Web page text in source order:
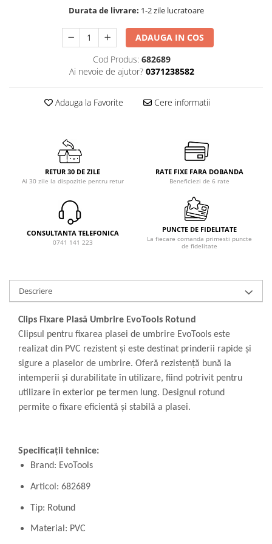
Durata de livrare: 1-2 zile lucratoare
ADAUGA IN COS
Cod Produs: 682689
Ai nevoie de ajutor? 0371238582
Adauga la Favorite Cere informatii
RETUR 30 DE ZILE
Ai 30 zile la dispozitie pentru retur
RATE FIXE FARA DOBANDA
Beneficiezi de 6 rate
CONSULTANTA TELEFONICA
0741 141 223
PUNCTE DE FIDELITATE
La fiecare comanda primesti puncte
de fidelitate
Descriere
Clips Fixare Plasă Umbrire EvoTools Rotund
Clipsul pentru fixarea plasei de umbrire EvoTools este
realizat din PVC rezistent și este destinat prinderii rapide și
sigure a plaselor de umbrire. Oferă rezistență bună la
intemperii și durabilitate în utilizare, fiind potrivit pentru
utilizare în exterior pe termen lung. Designul rotund
permite o fixare eficientă și stabilă a plasei.
Specificații tehnice:
Brand: EvoTools
Articol: 682689
Tip: Rotund
Material: PVC